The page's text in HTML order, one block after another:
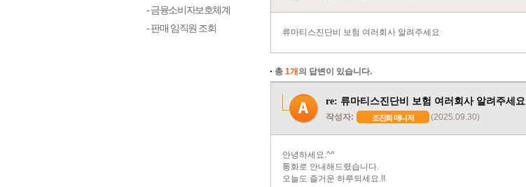
- 금융소비자보호체계
- 판매 임직원 조회
류마티스진단비 보험 여러회사 알려주세요
총 1개의 답변이 있습니다.
re: 류마티스진단비 보험 여러회사 알려주세요
작성자: 조진희 매니저 (2025.09.30)
안녕하세요.^^
통화로 안내해드렸습니다.
오늘도 즐거운 하루되세요.!!